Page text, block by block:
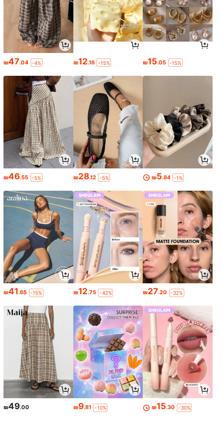
₪47.04 -4% ₪12.16 -15% ₪15.05 -15%
₪46.55 -5% ₪28.12 -5% ₪5.84 -1%
₪41.65 -15% ₪12.75 -42% ₪27.20 -32%
₪49.00 ₪9.81 -10% ₪15.30 -30%